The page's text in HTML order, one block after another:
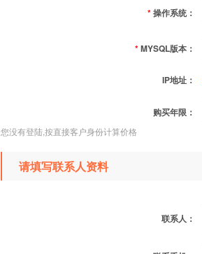
*操作系统：
*MYSQL版本：
IP地址：
购买年限：
您没有登陆,按直接客户身份计算价格
请填写联系人资料
联系人：